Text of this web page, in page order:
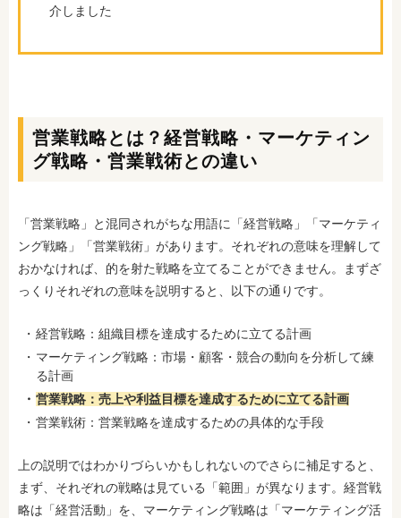
介しました
営業戦略とは？経営戦略・マーケティン
グ戦略・営業戦術との違い
「営業戦略」と混同されがちな用語に「経営戦略」「マーケティ
ング戦略」「営業戦術」があります。それぞれの意味を理解して
おかなければ、的を射た戦略を立てることができません。まずざ
っくりそれぞれの意味を説明すると、以下の通りです。
経営戦略：組織目標を達成するために立てる計画
マーケティング戦略：市場・顧客・競合の動向を分析して練
る計画
営業戦略：売上や利益目標を達成するために立てる計画
営業戦術：営業戦略を達成するための具体的な手段
上の説明ではわかりづらいかもしれないのでさらに補足すると、
まず、それぞれの戦略は見ている「範囲」が異なります。経営戦
略は「経営活動」を、マーケティング戦略は「マーケティング活